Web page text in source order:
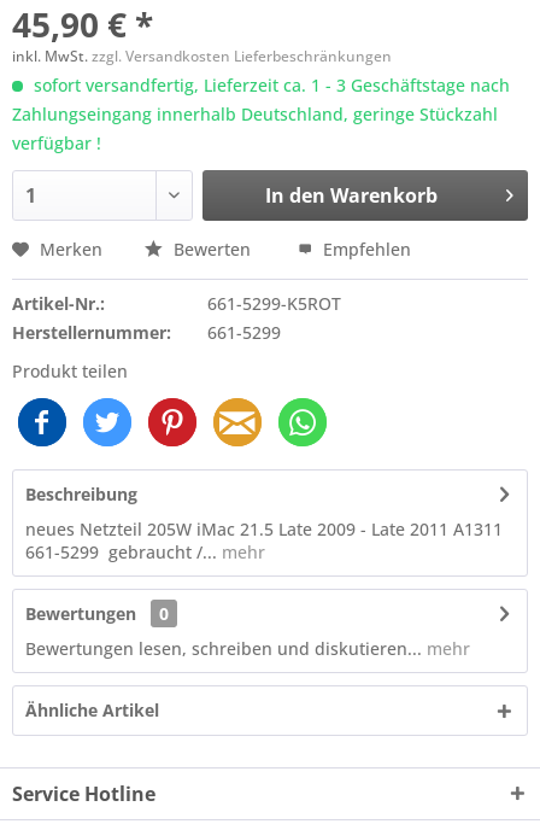
45,90 € *
inkl. MwSt.zzgl. Versandkosten Lieferbeschränkungen
sofort versandfertig, Lieferzeit ca. 1 - 3 Geschäftstage nach
Zahlungseingang innerhalb Deutschland, geringe Stückzahl
verfügbar !
In den Warenkorb
Merken Bewerten Empfehlen
Artikel-Nr.:
661-5299-K5ROT
Herstellernummer:
661-5299
Produkt teilen
Beschreibung
neues Netzteil 205W iMac 21.5 Late 2009 - Late 2011 A1311
661-5299 gebraucht /... mehr
Bewertungen
0
Bewertungen lesen, schreiben und diskutieren... mehr
Ähnliche Artikel
Service Hotline